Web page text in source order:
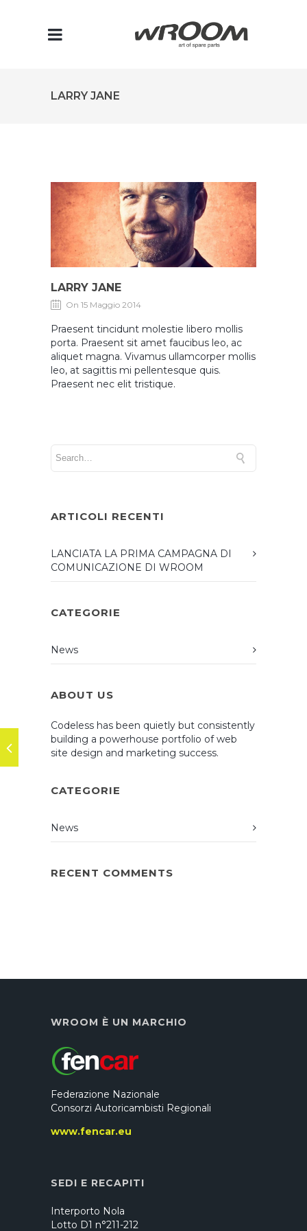
LARRY JANE
LARRY JANE
On 15 Maggio 2014
Praesent tincidunt molestie libero mollis
porta. Praesent sit amet faucibus leo, ac
aliquet magna. Vivamus ullamcorper mollis
leo, at sagittis mi pellentesque quis.
Praesent nec elit tristique.
ARTICOLI RECENTI
LANCIATA LA PRIMA CAMPAGNA DI
COMUNICAZIONE DI WROOM
CATEGORIE
News
ABOUT US
Codeless has been quietly but consistently
building a powerhouse portfolio of web
site design and marketing success.
CATEGORIE
News
RECENT COMMENTS
WROOM È UN MARCHIO
Federazione Nazionale
Consorzi Autoricambisti Regionali
www.fencar.eu
SEDI E RECAPITI
Interporto Nola
Lotto D1 n°211-212